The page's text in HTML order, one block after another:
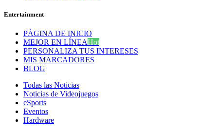
Entertainment
PÁGINA DE INICIO
MEJOR EN LÍNEAHot
PERSONALIZA TUS INTERESES
MIS MARCADORES
BLOG
Todas las Noticias
Noticias de Videojuegos
eSports
Eventos
Hardware